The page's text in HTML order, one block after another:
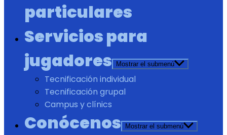
particulares
Servicios para
jugadores
Mostrar el submenú
Tecnificación individual
Tecnificación grupal
Campus y clínics
Conócenos Mostrar el submenú